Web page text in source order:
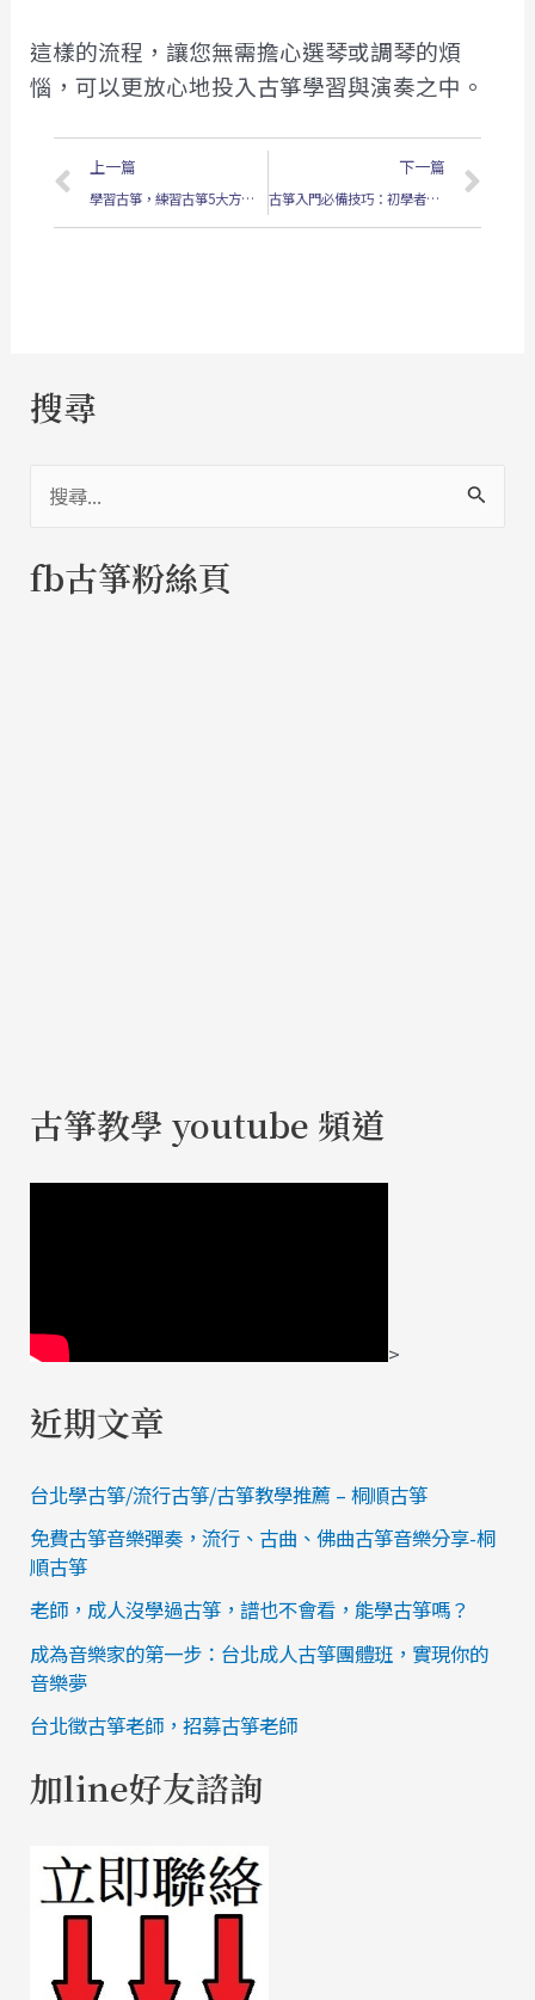
這樣的流程，讓您無需擔心選琴或調琴的煩
惱，可以更放心地投入古箏學習與演奏之中。
上一頁
上一篇
學習古箏，練習古箏5大方法-桐順古箏
下一篇
古箏入門必備技巧：初學者應掌握的關鍵
下
搜尋
關
fb古箏粉絲頁
古箏教學 youtube 頻道
>
近期文章
台北學古箏/流行古箏/古箏教學推薦 – 桐順古箏
免費古箏音樂彈奏，流行、古曲、佛曲古箏音樂分享-桐
順古箏
老師，成人沒學過古箏，譜也不會看，能學古箏嗎？
成為音樂家的第一步：台北成人古箏團體班，實現你的
音樂夢
台北徵古箏老師，招募古箏老師
加line好友諮詢